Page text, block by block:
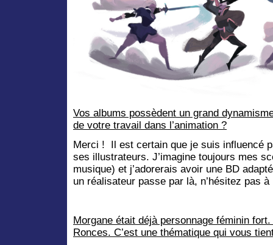
Vos albums possèdent un grand
de votre travail dans l’animation ?
Merci ! Il est certain que je suis influencé
ses illustrateurs. J’imagine toujours mes
musique) et j’adorerais avoir une BD
un réalisateur passe par là, n’hésitez pas
Morgane était déjà personnage féminin
Ronces. C’est une thématique qui vous